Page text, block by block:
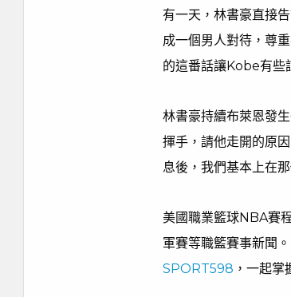
有一天，林書豪直接
成一個男人對待，尊
的這番話讓Kobe有些
林書豪持續布萊恩發
揮手，請他走開的原
息後，我們基本上在
美國職業籃球NBA賽
軍賽等職籃賽事新聞
SPORT598 ，一起掌